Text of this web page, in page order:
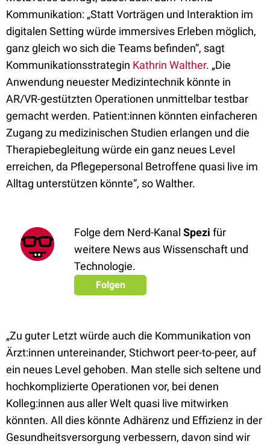
Kommunikation: „Statt Vorträgen und Interaktion im
digitalen Setting würde immersives Erleben möglich,
ganz gleich wo sich die Teams befinden”, sagt
Kommunikationsstrategin Kathrin Walther. „Die
Anwendung neuester Medizintechnik könnte in
AR/VR-gestützten Operationen unmittelbar testbar
gemacht werden. Patient:innen könnten einfacheren
Zugang zu medizinischen Studien erlangen und die
Therapiebegleitung würde ein ganz neues Level
erreichen, da Pflegepersonal Betroffene quasi live im
Alltag unterstützen könnte”, so Walther.
Folge dem Nerd-Kanal Spezi für
weitere News aus Wissenschaft und
Technologie.
Folgen
„Zu guter Letzt würde auch die Kommunikation von
Ärzt:innen untereinander, Stichwort peer-to-peer, auf
ein neues Level gehoben. Man stelle sich seltene und
hochkomplizierte Operationen vor, bei denen
Kolleg:innen aus aller Welt quasi live mitwirken
könnten. All dies könnte Adhärenz und Effizienz in der
Gesundheitsversorgung verbessern, davon sind wir